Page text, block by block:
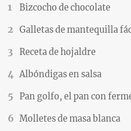
Bizcocho de chocolate
Galletas de mantequilla
Receta de hojaldre
Albóndigas en salsa
Pan golfo, el pan con
Molletes de masa blanca